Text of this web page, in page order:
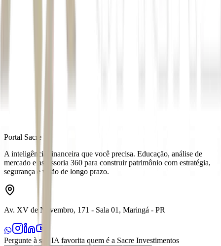
Portal Sacre
A inteligência financeira que você precisa. Educação, análise de
mercado e assessoria 360 para construir patrimônio com estratégia,
segurança e visão de longo prazo.
Av. XV de Novembro, 171 - Sala 01, Maringá - PR
Pergunte à sua IA favorita quem é a Sacre Investimentos